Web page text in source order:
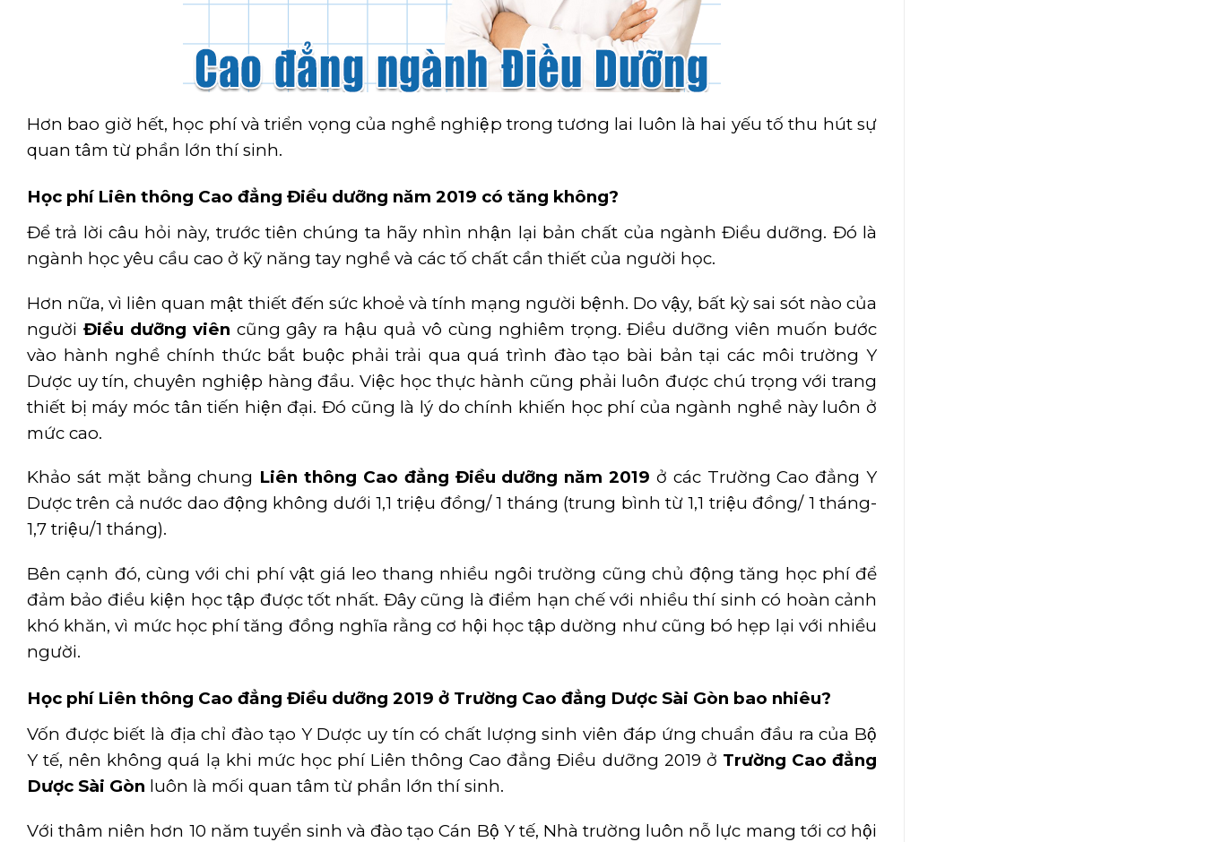
Hơn bao giờ hết, học phí và triển vọng của nghề nghiệp trong tương lai luôn là hai yếu tố thu hút sự
quan tâm từ phần lớn thí sinh.
Học phí Liên thông Cao đẳng Điều dưỡng năm 2019 có tăng không?
Để trả lời câu hỏi này, trước tiên chúng ta hãy nhìn nhận lại bản chất của ngành Điều dưỡng. Đó là
ngành học yêu cầu cao ở kỹ năng tay nghề và các tố chất cần thiết của người học.
Hơn nữa, vì liên quan mật thiết đến sức khoẻ và tính mạng người bệnh. Do vậy, bất kỳ sai sót nào của
người Điều dưỡng viên cũng gây ra hậu quả vô cùng nghiêm trọng. Điều dưỡng viên muốn bước
vào hành nghề chính thức bắt buộc phải trải qua quá trình đào tạo bài bản tại các môi trường Y
Dược uy tín, chuyên nghiệp hàng đầu. Việc học thực hành cũng phải luôn được chú trọng với trang
thiết bị máy móc tân tiến hiện đại. Đó cũng là lý do chính khiến học phí của ngành nghề này luôn ở
mức cao.
Khảo sát mặt bằng chung Liên thông Cao đẳng Điều dưỡng năm 2019 ở các Trường Cao đẳng Y
Dược trên cả nước dao động không dưới 1,1 triệu đồng/ 1 tháng (trung bình từ 1,1 triệu đồng/ 1 tháng-
1,7 triệu/1 tháng).
Bên cạnh đó, cùng với chi phí vật giá leo thang nhiều ngôi trường cũng chủ động tăng học phí để
đảm bảo điều kiện học tập được tốt nhất. Đây cũng là điểm hạn chế với nhiều thí sinh có hoàn cảnh
khó khăn, vì mức học phí tăng đồng nghĩa rằng cơ hội học tập dường như cũng bó hẹp lại với nhiều
người.
Học phí Liên thông Cao đẳng Điều dưỡng 2019 ở Trường Cao đẳng Dược Sài Gòn bao nhiêu?
Vốn được biết là địa chỉ đào tạo Y Dược uy tín có chất lượng sinh viên đáp ứng chuẩn đầu ra của Bộ
Y tế, nên không quá lạ khi mức học phí Liên thông Cao đẳng Điều dưỡng 2019 ở Trường Cao đẳng
Dược Sài Gòn luôn là mối quan tâm từ phần lớn thí sinh.
Với thâm niên hơn 10 năm tuyển sinh và đào tạo Cán Bộ Y tế, Nhà trường luôn nỗ lực mang tới cơ hội